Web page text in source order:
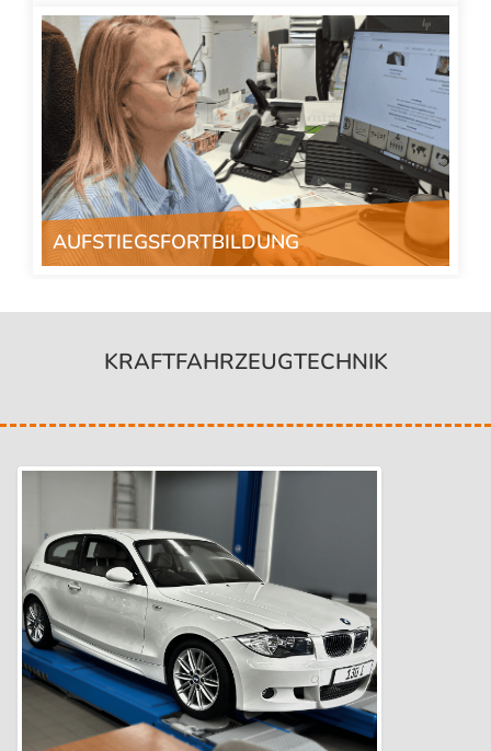
" class="img-responsive">
AUFSTIEGSFORTBILDUNG
KRAFTFAHRZEUGTECHNIK